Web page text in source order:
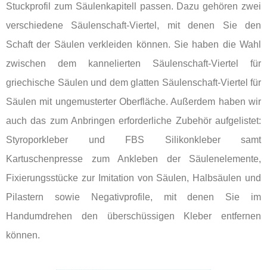
Stuckprofil zum Säulenkapitell passen. Dazu gehören zwei
verschiedene Säulenschaft-Viertel, mit denen Sie den
Schaft der Säulen verkleiden können. Sie haben die Wahl
zwischen dem kannelierten Säulenschaft-Viertel für
griechische Säulen und dem glatten Säulenschaft-Viertel für
Säulen mit ungemusterter Oberfläche. Außerdem haben wir
auch das zum Anbringen erforderliche Zubehör aufgelistet:
Styroporkleber und FBS Silikonkleber samt
Kartuschenpresse zum Ankleben der Säulenelemente,
Fixierungsstücke zur Imitation von Säulen, Halbsäulen und
Pilastern sowie Negativprofile, mit denen Sie im
Handumdrehen den überschüssigen Kleber entfernen
können.